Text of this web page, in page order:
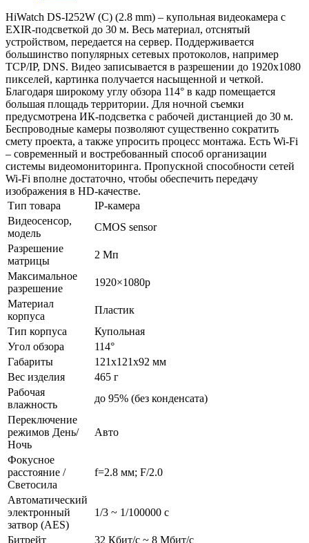
HiWatch DS-I252W (C) (2.8 mm) – купольная видеокамера с
EXIR-подсветкой до 30 м. Весь материал, отснятый
устройством, передается на сервер. Поддерживается
большинство популярных сетевых протоколов, например
TCP/IP, DNS. Видео записывается в разрешении до 1920x1080
пикселей, картинка получается насыщенной и четкой.
Благодаря широкому углу обзора 114° в кадр помещается
большая площадь территории. Для ночной съемки
предусмотрена ИК-подсветка с рабочей дистанцией до 30 м.
Беспроводные камеры позволяют существенно сократить
смету проекта, а также упросить процесс монтажа. Есть Wi-Fi
– современный и востребованный способ организации
системы видеомониторинга. Пропускной способности сетей
Wi-Fi вполне достаточно, чтобы обеспечить передачу
изображения в HD-качестве.
Тип товара
IP-камера
Видеосенсор,
модель
CMOS sensor
Разрешение
матрицы
2 Мп
Максимальное
разрешение
1920×1080p
Материал
корпуса
Пластик
Тип корпуса
Купольная
Угол обзора
114°
Габариты
121x121x92 мм
Вес изделия
465 г
Рабочая
влажность
до 95% (без конденсата)
Переключение
режимов День/
Ночь
Авто
Фокусное
расстояние /
Светосила
f=2.8 мм; F/2.0
Автоматический
электронный
затвор (AES)
1/3 ~ 1/100000 с
Битрейт
32 Кбит/с ~ 8 Мбит/с